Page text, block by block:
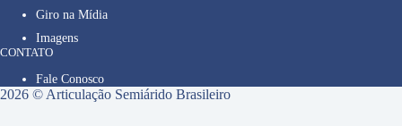
Giro na Mídia
Imagens
CONTATO
Fale Conosco
2026 © Articulação Semiárido Brasileiro